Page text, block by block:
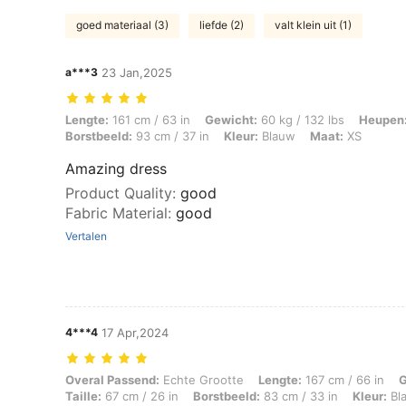
goed materiaal (3) liefde (2) valt klein uit (1)
a***3 23 Jan,2025
Lengte: 161 cm / 63 in, Gewicht: 60 kg / 132 lbs, Heupen: 88 cm /
Lengte: 161 cm / 63 in Gewicht: 60 kg / 132 lbs Heupen:
Borstbeeld: 93 cm / 37 in Kleur: Blauw Maat: XS
Amazing dress
Product Quality: good
Fabric Material: good
Vertalen
4***4 17 Apr,2024
Overal Passend: Echte Grootte, Lengte: 167 cm / 66 in, Gewicht:
Overal Passend: Echte Grootte Lengte: 167 cm / 66 in
Taille: 67 cm / 26 in Borstbeeld: 83 cm / 33 in Kleur: